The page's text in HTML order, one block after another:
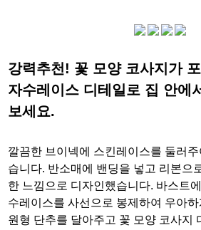
강력추천! 꽃 모양 코사지가
자수레이스 디테일로 집 안에
보세요.
깔끔한 브이넥에 스킨레이스를 둘러
습니다. 반소매에 밴딩을 넣고 리본으
한 느낌으로 디자인했습니다. 바스트
수레이스를 사선으로 봉제하여 우아
원형 단추를 달아주고 꽃 모양 코사지